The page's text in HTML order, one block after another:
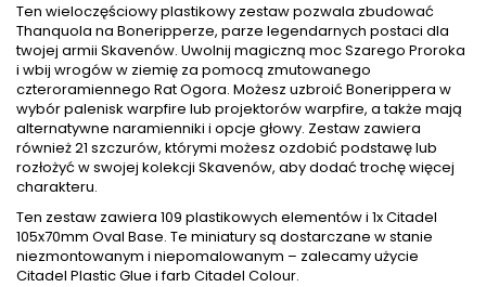
Ten wieloczęściowy plastikowy zestaw pozwala zbudować
Thanquola na Boneripperze, parze legendarnych postaci dla
twojej armii Skavenów. Uwolnij magiczną moc Szarego Proroka
i wbij wrogów w ziemię za pomocą zmutowanego
czteroramiennego Rat Ogora. Możesz uzbroić Bonerippera w
wybór palenisk warpfire lub projektorów warpfire, a także mają
alternatywne naramienniki i opcje głowy. Zestaw zawiera
również 21 szczurów, którymi możesz ozdobić podstawę lub
rozłożyć w swojej kolekcji Skavenów, aby dodać trochę więcej
charakteru.
Ten zestaw zawiera 109 plastikowych elementów i 1x Citadel
105x70mm Oval Base. Te miniatury są dostarczane w stanie
niezmontowanym i niepomalowanym – zalecamy użycie
Citadel Plastic Glue i farb Citadel Colour.